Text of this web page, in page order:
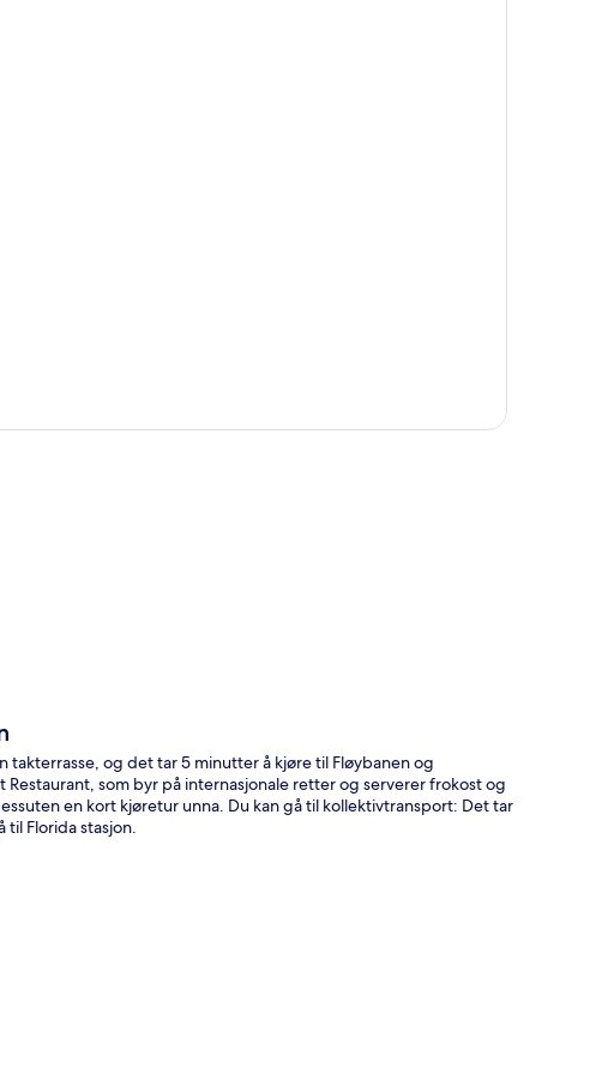
takterrasse, og det tar 5 minutter å kjøre til Fløybanen og
som byr på internasjonale retter og serverer frokost og
en kort kjøretur unna. Du kan gå til kollektivtransport: Det tar
Florida stasjon.